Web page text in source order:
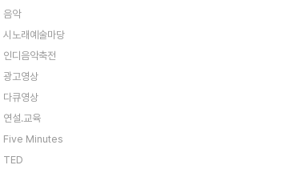
음악
시노래예술마당
인디음악축전
광고영상
다큐영상
연설.교육
Five Minutes
TED